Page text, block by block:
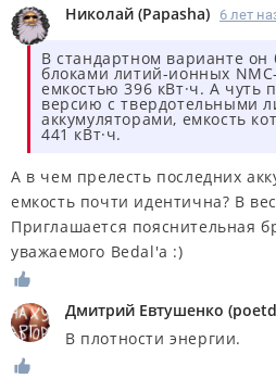
Николай (Papasha) 6 лет
В стандартном варианте он
блоками литий-ионных
емкостью 396 кВт·ч. А чуть
версию с твердотельными
аккумуляторами, емкость
441 кВт·ч.
А в чем прелесть последних
емкость почти идентична? В
Приглашается пояснительная
уважаемого Bedal'а :)
Дмитрий Евтушенко (
В плотности энергии.